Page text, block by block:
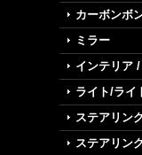
カーボンボ
ミラー
インテリア
ライト/ライ
ステアリン
ステアリン